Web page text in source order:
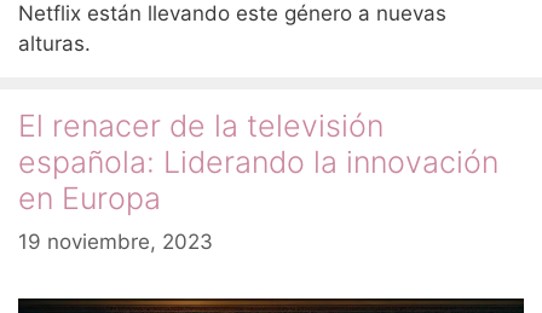
Netflix están llevando este género a nuevas
alturas.
El renacer de la televisión
española: Liderando la innovación
en Europa
19 noviembre, 2023